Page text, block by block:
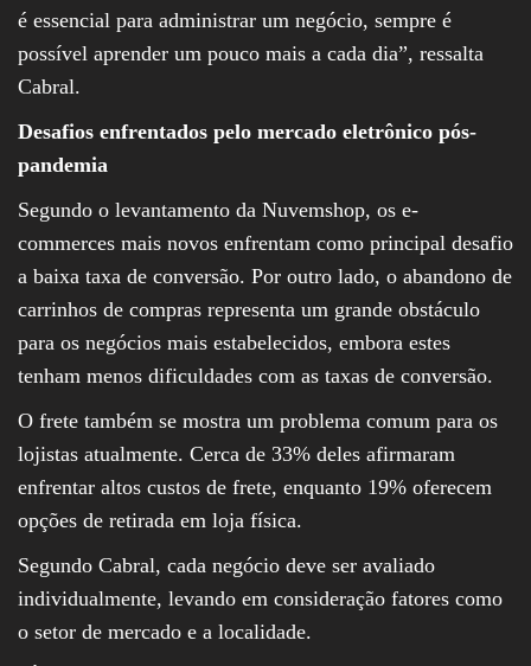
é essencial para administrar um negócio, sempre é
possível aprender um pouco mais a cada dia”, ressalta
Cabral.
Desafios enfrentados pelo mercado eletrônico pós-
pandemia
Segundo o levantamento da Nuvemshop, os e-
commerces mais novos enfrentam como principal desafio
a baixa taxa de conversão. Por outro lado, o abandono de
carrinhos de compras representa um grande obstáculo
para os negócios mais estabelecidos, embora estes
tenham menos dificuldades com as taxas de conversão.
O frete também se mostra um problema comum para os
lojistas atualmente. Cerca de 33% deles afirmaram
enfrentar altos custos de frete, enquanto 19% oferecem
opções de retirada em loja física.
Segundo Cabral, cada negócio deve ser avaliado
individualmente, levando em consideração fatores como
o setor de mercado e a localidade.